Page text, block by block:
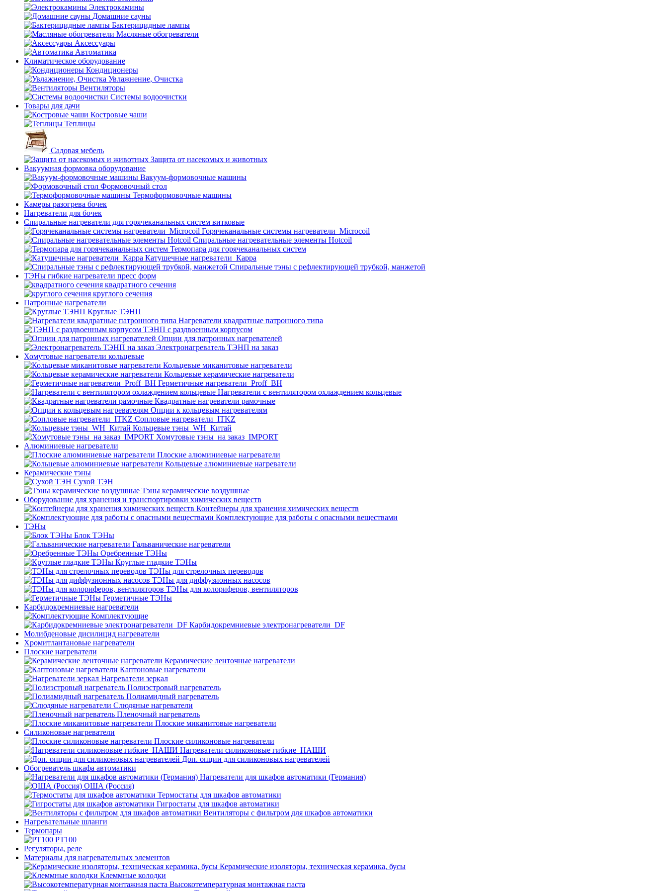
Электрокамины
Домашние сауны
Бактерицидные лампы
Масляные обогреватели
Аксессуары
Автоматика
Климатическое оборудование
Кондиционеры
Увлажнение, Очистка
Вентиляторы
Системы водоочистки
Товары для дачи
Костровые чаши
Теплицы
Садовая мебель
Защита от насекомых и животных
Вакуумная формовка оборудование
Вакуум-формовочные машины
Формовочный стол
Термоформовочные машины
Камеры разогрева бочек
Нагреватели для бочек
Спиральные нагреватели для горячеканальных систем витковые
Горячеканальные системы нагреватели_Microcoil
Спиральные нагревательные элементы Hotcoil
Термопара для горячеканальных систем
Катушечные нагреватели_Карра
Спиральные тэны с рефлектирующей трубкой, манжетой
ТЭНы гибкие нагреватели пресс форм
квадратного сечения
круглого сечения
Патронные нагреватели
Круглые ТЭНП
Нагреватели квадратные патронного типа
ТЭНП с раздвоенным корпусом
Опции для патронных нагревателей
Электронагреватель ТЭНП на заказ
Хомутовые нагреватели кольцевые
Кольцевые миканитовые нагреватели
Кольцевые керамические нагреватели
Герметичные нагреватели_Proff_BH
Нагреватели с вентилятором охлаждением кольцевые
Квадратные нагреватели рамочные
Опции к кольцевым нагревателям
Cопловые нагреватели_ITKZ
Кольцевые тэны_WH_Китай
Хомутовые тэны_на заказ_IMPORT
Алюминиевые нагреватели
Плоские алюминиевые нагреватели
Кольцевые алюминиевые нагреватели
Керамические тэны
Сухой ТЭН
Тэны керамические воздушные
Оборудование для хранения и транспортировки химических веществ
Контейнеры для хранения химических веществ
Комплектующие для работы с опасными веществами
ТЭНы
Блок ТЭНы
Гальванические нагреватели
Оребренные ТЭНы
Круглые гладкие ТЭНы
ТЭНы для стрелочных переводов
ТЭНы для диффузионных насосов
ТЭНы для колориферов, вентиляторов
Герметичные ТЭНы
Карбидокремниевые нагреватели
Комплектующие
Карбидокремниевые электронагреватели_DF
Молибденовые дисилицид нагреватели
Хромитлантановые нагреватели
Плоские нагреватели
Керамические ленточные нагреватели
Каптоновые нагреватели
Нагреватели зеркал
Полиэстровый нагреватель
Полиамидный нагреватель
Слюдяные нагреватели
Пленочный нагреватель
Плоские миканитовые нагреватели
Силиконовые нагреватели
Плоские силиконовые нагреватели
Нагреватели силиконовые гибкие_НАШИ
Доп. опции для силиконовых нагревателей
Обогреватель шкафа автоматики
Нагреватели для шкафов автоматики (Германия)
ОША (Россия)
Термостаты для шкафов автоматики
Гигростаты для шкафов автоматики
Вентиляторы с фильтром для шкафов автоматики
Нагревательные шланги
Термопары
PT100
Регуляторы, реле
Материалы для нагревательных элементов
Керамические изоляторы, техническая керамика, бусы
Клеммные колодки
Высокотемпературная монтажная паста